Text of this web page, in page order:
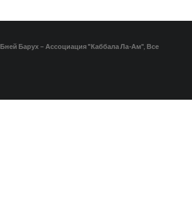
Бней Барух – Ассоциация "Каббала Ла-Ам", Все